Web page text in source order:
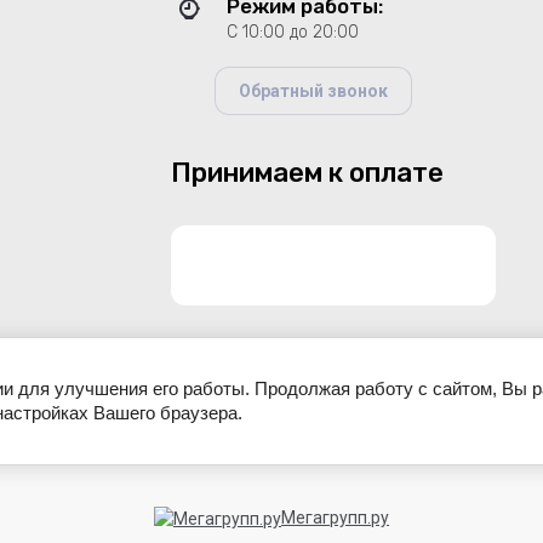
Режим работы:
С 10:00 до 20:00
Обратный звонок
Принимаем к оплате
© 2026 Walson shop-интернет магазин
Мегагрупп.ру
для улучшения его работы. Продолжая работу с сайтом, Вы
Вашего браузера.